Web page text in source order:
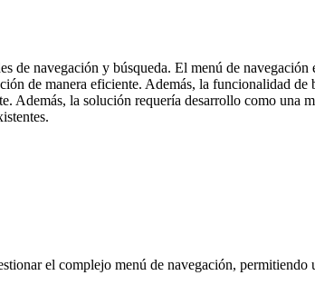
de navegación y búsqueda. El menú de
de manera eficiente. Además, la funcionalidad de
Además, la solución requería desarrollo como una
el complejo menú de navegación,